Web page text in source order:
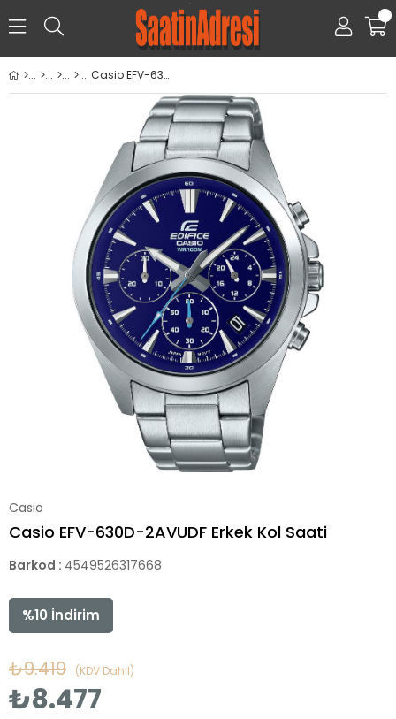
0
Casio EFV-630D-2AVUDF Erkek Kol Saati
Casio
Casio EFV-630D-2AVUDF Erkek Kol Saati
Barkod : 4549526317668
%10 İndirim
₺9.419 (KDV Dahil)
₺8.477